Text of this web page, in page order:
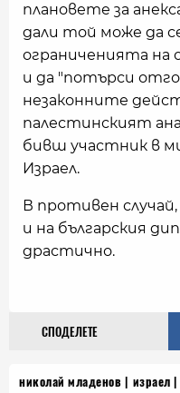
плановете за
дали той може да
ограниченията на
и да "потърси
незаконните
палестинският
бивш участник в
Израел.
В противен
и на българския
драстично.
СПОДЕЛЕТЕ
николай младенов израел